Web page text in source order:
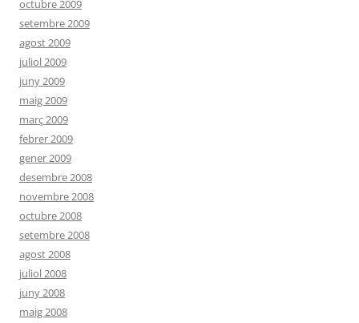
octubre 2009
setembre 2009
agost 2009
juliol 2009
juny 2009
maig 2009
març 2009
febrer 2009
gener 2009
desembre 2008
novembre 2008
octubre 2008
setembre 2008
agost 2008
juliol 2008
juny 2008
maig 2008